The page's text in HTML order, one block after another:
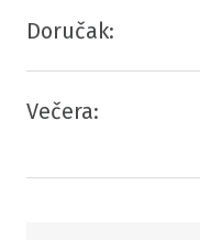
Doručak:
Večera: